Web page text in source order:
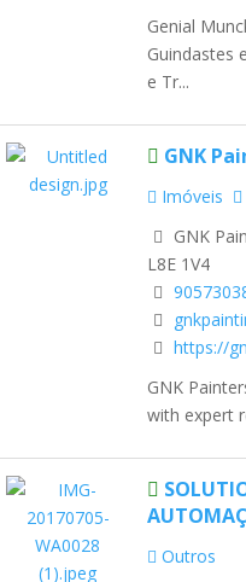
Genial
Guindastes
e Tr...
GNK
Imóveis
GNK
L8E 1V4
https://
GNK
with expert
Outros